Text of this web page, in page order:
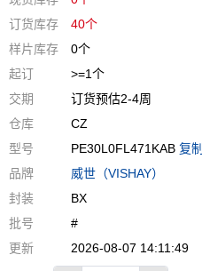
订货库存
40个
样片库存
0个
起订
>=1个
交期
订货预估2-4周
仓库
CZ
型号
PE30L0FL471KAB 复制
品牌
威世（VISHAY）
封装
BX
批号
#
更新
2026-08-07 14:11:49